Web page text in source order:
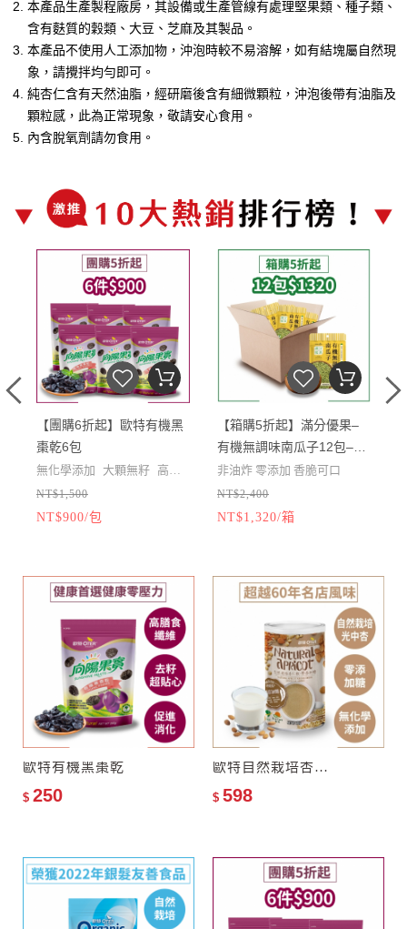
本產品生產製程廠房，其設備或生產管線有處理堅果類、種子類、
含有麩質的穀類、大豆、芝麻及其製品。
本產品不使用人工添加物，沖泡時較不易溶解，如有結塊屬自然現
象，請攪拌均勻即可。
純杏仁含有天然油脂，經研磨後含有細微顆粒，沖泡後帶有油脂及
顆粒感，此為正常現象，敬請安心食用。
內含脫氧劑請勿食用。
【團購6折起】歐特有機黑
棗乾6包
無化學添加 大顆無籽 高纖
高營養
★精選高品質大棗粒等級
留完整飽滿棗粒
NT$1,500
NT$900/包
【箱購5折起】滿分優果–
有機無調味南瓜子12包–效
期2027-06-25
非油炸 零添加 香脆可口
特選AA等級有機南瓜子
溫火慢焙、非油炸
★無添加人工香料、漂白
劑、防腐劑
★ 結帳時領折價券，馬上再
打9折！
NT$2,400
NT$1,320/箱
歐特有機黑棗乾
$ 250
歐特自然栽培杏仁飲–零添加糖
$ 598